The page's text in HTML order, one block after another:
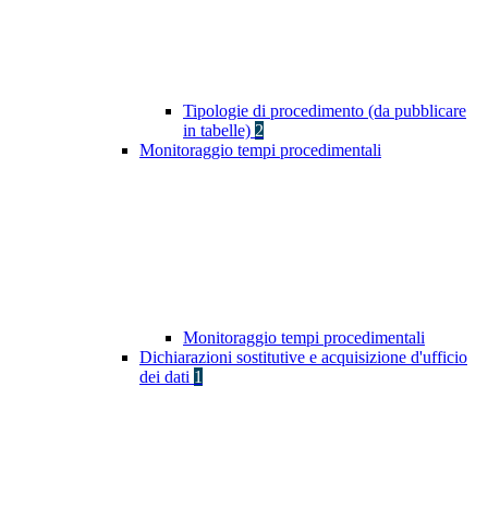
Tipologie di procedimento (da pubblicare
in tabelle) 2
Monitoraggio tempi procedimentali
Monitoraggio tempi procedimentali
Dichiarazioni sostitutive e acquisizione d'ufficio
dei dati 1